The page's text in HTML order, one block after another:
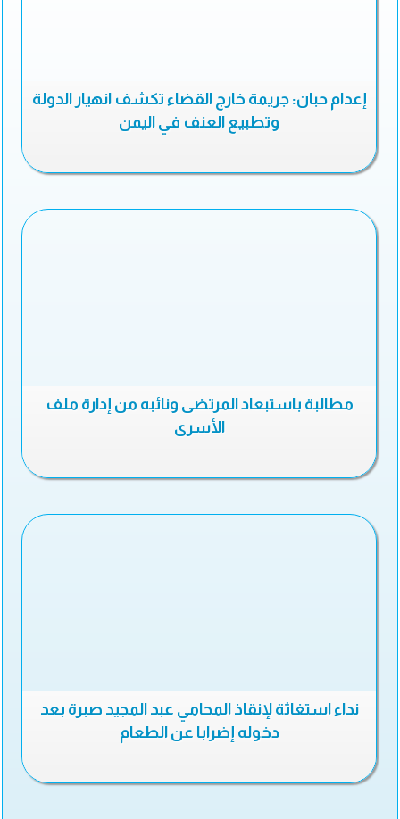
إعدام حبان: جريمة خارج القضاء تكشف انهيار الدولة
وتطبيع العنف في اليمن
مطالبة باستبعاد المرتضى ونائبه من إدارة ملف
الأسرى
نداء استغاثة لإنقاذ المحامي عبد المجيد صبرة بعد
دخوله إضرابا عن الطعام